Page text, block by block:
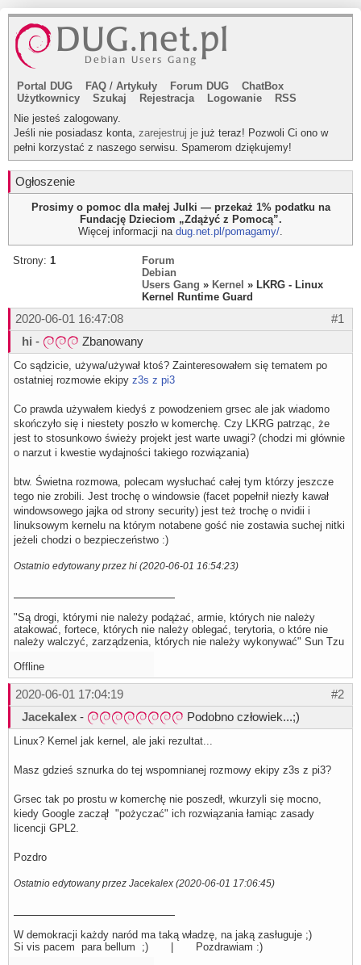
Portal DUG FAQ / Artykuły Forum DUG
ChatBox
Użytkownicy
Szukaj Rejestracja Logowanie
RSS
Nie jesteś zalogowany.
Jeśli nie posiadasz konta, zarejestruj je już teraz! Pozwoli Ci ono w
pełni korzystać z naszego serwisu. Spamerom dziękujemy!
Ogłoszenie
Prosimy o pomoc dla małej Julki — przekaż 1% podatku na
Fundację Dzieciom „Zdążyć z Pomocą”.
Więcej informacji na dug.net.pl/pomagamy/.
Strony: 1
Forum
Debian
Users Gang » Kernel » LKRG - Linux
Kernel Runtime Guard
#1
2020-06-01 16:47:08
hi - Zbanowany
Co sądzicie, używa/używał ktoś? Zainteresowałem się tematem po
ostatniej rozmowie ekipy z3s z pi3
Co prawda używałem kiedyś z powodzeniem grsec ale jak wiadomo
skończyło się i niestety poszło w komerchę. Czy LKRG patrząc, że
jest to stosunkowo świeży projekt jest warte uwagi? (chodzi mi głównie
o narzut i kwestie wydajności takiego rozwiązania)
btw. Świetna rozmowa, polecam wysłuchać całej tym którzy jeszcze
tego nie zrobili. Jest trochę o windowsie (facet popełnił niezły kawał
windowsowego jajka od strony security) jest też trochę o nvidii i
linuksowym kernelu na którym notabene gość nie zostawia suchej nitki
jeżeli chodzi o bezpieczeństwo :)
Ostatnio edytowany przez hi (2020-06-01 16:54:23)
"Są drogi, którymi nie należy podążać, armie, których nie należy
atakować, fortece, których nie należy oblegać, terytoria, o które nie
należy walczyć, zarządzenia, których nie należy wykonywać" Sun Tzu
Offline
#2
2020-06-01 17:04:19
Jacekalex - Podobno człowiek...;)
Linux? Kernel jak kernel, ale jaki rezultat...
Masz gdzieś sznurka do tej wspomnianej rozmowy ekipy z3s z pi3?
Grsec tak po prostu w komerchę nie poszedł, wkurzyli się mocno,
kiedy Google zaczął "pożyczać" ich rozwiązania łamiąc zasady
licencji GPL2.
Pozdro
Ostatnio edytowany przez Jacekalex (2020-06-01 17:06:45)
W demokracji każdy naród ma taką władzę, na jaką zasługuje ;)
Si vis pacem para bellum ;) | Pozdrawiam :)